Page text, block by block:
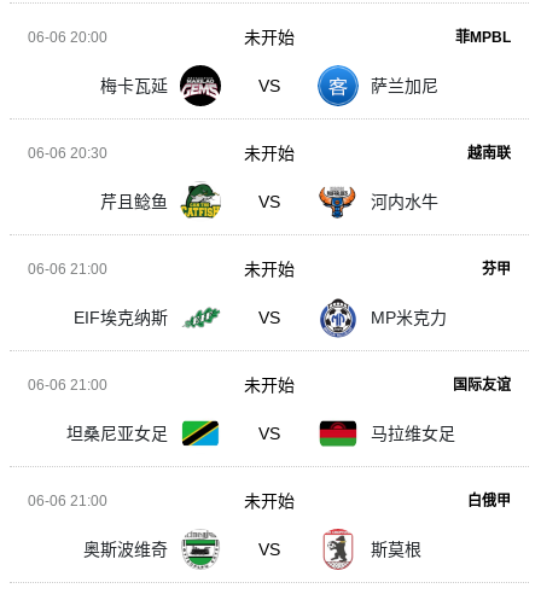
06-06 20:00 菲MPBL
梅卡瓦延 VS 萨兰加尼
未开始
06-06 20:30 越南联
芹且鲶鱼 VS 河内水牛
未开始
06-06 21:00 芬甲
EIF埃克纳斯 VS MP米克力
未开始
06-06 21:00 国际友谊
坦桑尼亚女足 VS 马拉维女足
未开始
06-06 21:00 白俄甲
奥斯波维奇 VS 斯莫根
未开始